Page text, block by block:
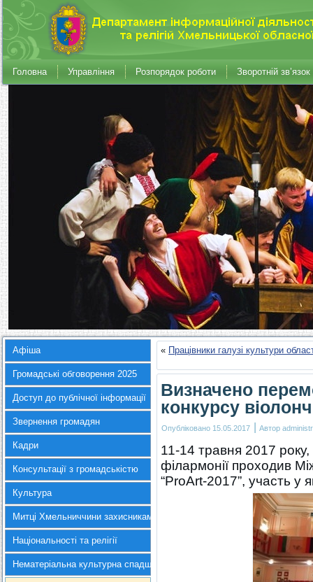
Головна Управління Розпорядок роботи Зворотній зв’язок
Афіша
Громадські обговорення 2025
Доступ до публічної інформації
Звернення громадян
Кадри
Консультації з громадськістю
Культура
Митці Хмельниччини захисникам України
Національності та релігії
Нематеріальна культурна спадщина
« Працівники галузі культури
Визначено
конкурсу
Опубліковано 15.05.2017 | Автор
11-14 травня 2017 року,
філармонії проходив
“ProArt-2017”, участь у